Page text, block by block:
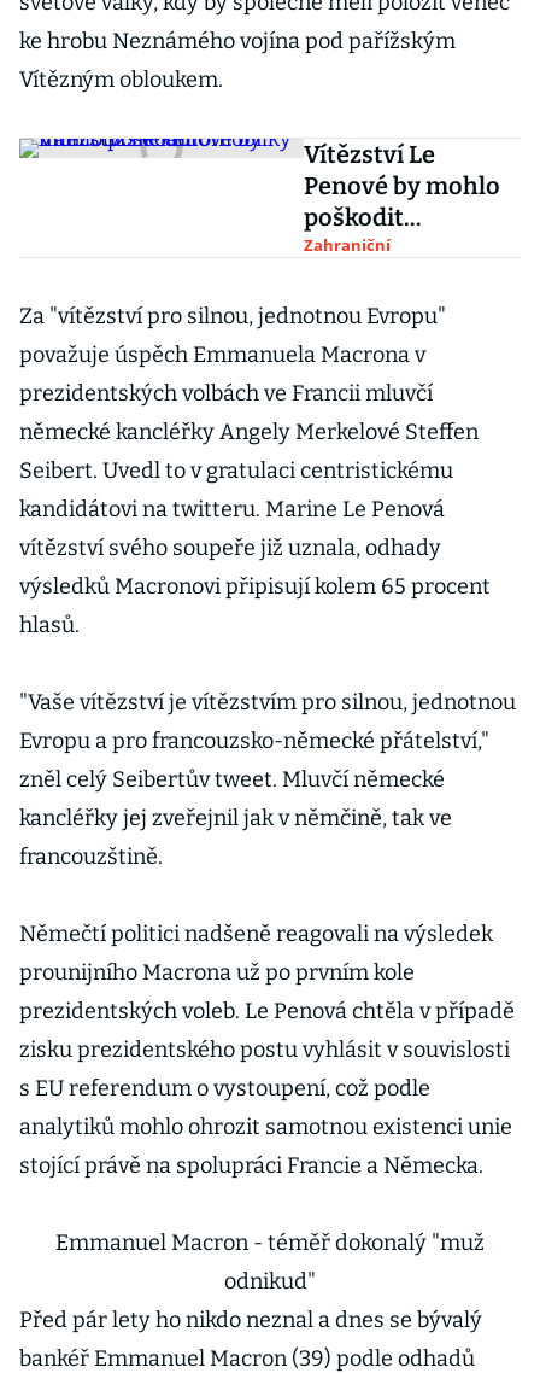
ke hrobu Neznámého vojína pod pařížským
Vítězným obloukem.
Vítězství Le
Penové by mohlo
poškodit
francouzské
Zahraniční
Za "vítězství pro silnou, jednotnou Evropu"
považuje úspěch Emmanuela Macrona v
prezidentských volbách ve Francii mluvčí
německé kancléřky Angely Merkelové Steffen
Seibert. Uvedl to v gratulaci centristickému
kandidátovi na twitteru. Marine Le Penová
vítězství svého soupeře již uznala, odhady
výsledků Macronovi připisují kolem 65 procent
hlasů.
"Vaše vítězství je vítězstvím pro silnou, jednotnou
Evropu a pro francouzsko-německé přátelství,"
zněl celý Seibertův tweet. Mluvčí německé
kancléřky jej zveřejnil jak v němčině, tak ve
francouzštině.
Němečtí politici nadšeně reagovali na výsledek
prounijního Macrona už po prvním kole
prezidentských voleb. Le Penová chtěla v případě
zisku prezidentského postu vyhlásit v souvislosti
s EU referendum o vystoupení, což podle
analytiků mohlo ohrozit samotnou existenci unie
stojící právě na spolupráci Francie a Německa.
Emmanuel Macron - téměř dokonalý "muž
odnikud"
Před pár lety ho nikdo neznal a dnes se bývalý
bankéř Emmanuel Macron (39) podle odhadů